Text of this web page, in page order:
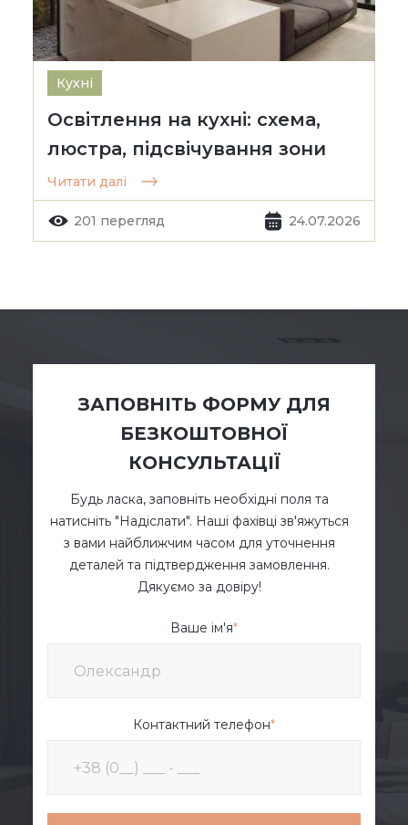
Кухні
Освітлення на кухні: схема,
люстра, підсвічування зони
Читати далі
201 перегляд 24.07.2026
ЗАПОВНІТЬ ФОРМУ ДЛЯ
БЕЗКОШТОВНОЇ
КОНСУЛЬТАЦІЇ
Будь ласка, заповніть необхідні поля та
натисніть "Надіслати". Наші фахівці зв'яжуться
з вами найближчим часом для уточнення
деталей та підтвердження замовлення.
Дякуємо за довіру!
Ваше ім'я*
Контактний телефон*